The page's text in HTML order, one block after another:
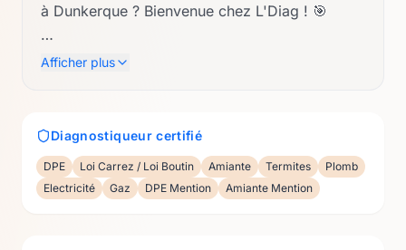
à Dunkerque ? Bienvenue chez L'Diag ! 🎯
Diagnostiqueuse certifiée avec mentions, je
rapports incompréhensibles : je mise sur la
pédagogie pour un accompagnement fluide et
humain.
Afficher plus
Diagnostiqueur certifié
DPE Loi Carrez / Loi Boutin Amiante Termites
Plomb
Electricité
Gaz DPE Mention Amiante Mention